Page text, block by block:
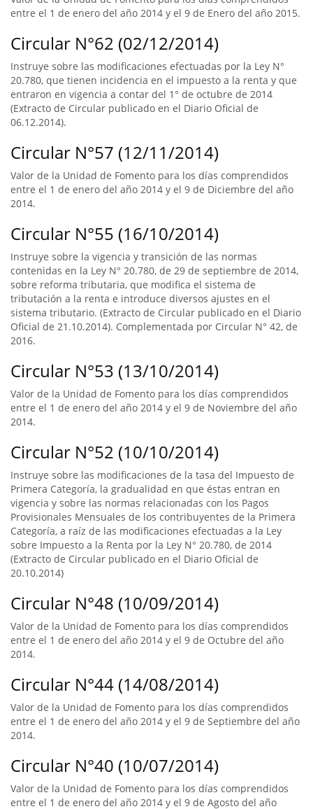
entre el 1 de enero del año 2014 y el 9 de Enero del año 2015.
Circular N°62 (02/12/2014)
Instruye sobre las modificaciones efectuadas por la Ley N°
20.780, que tienen incidencia en el impuesto a la renta y que
entraron en vigencia a contar del 1° de octubre de 2014
(Extracto de Circular publicado en el Diario Oficial de
06.12.2014).
Circular N°57 (12/11/2014)
Valor de la Unidad de Fomento para los días comprendidos
entre el 1 de enero del año 2014 y el 9 de Diciembre del año
2014.
Circular N°55 (16/10/2014)
Instruye sobre la vigencia y transición de las normas
contenidas en la Ley N° 20.780, de 29 de septiembre de 2014,
sobre reforma tributaria, que modifica el sistema de
tributación a la renta e introduce diversos ajustes en el
sistema tributario. (Extracto de Circular publicado en el Diario
Oficial de 21.10.2014). Complementada por Circular N° 42, de
2016.
Circular N°53 (13/10/2014)
Valor de la Unidad de Fomento para los días comprendidos
entre el 1 de enero del año 2014 y el 9 de Noviembre del año
2014.
Circular N°52 (10/10/2014)
Instruye sobre las modificaciones de la tasa del Impuesto de
Primera Categoría, la gradualidad en que éstas entran en
vigencia y sobre las normas relacionadas con los Pagos
Provisionales Mensuales de los contribuyentes de la Primera
Categoría, a raíz de las modificaciones efectuadas a la Ley
sobre Impuesto a la Renta por la Ley N° 20.780, de 2014
(Extracto de Circular publicado en el Diario Oficial de
20.10.2014)
Circular N°48 (10/09/2014)
Valor de la Unidad de Fomento para los días comprendidos
entre el 1 de enero del año 2014 y el 9 de Octubre del año
2014.
Circular N°44 (14/08/2014)
Valor de la Unidad de Fomento para los días comprendidos
entre el 1 de enero del año 2014 y el 9 de Septiembre del año
2014.
Circular N°40 (10/07/2014)
Valor de la Unidad de Fomento para los días comprendidos
entre el 1 de enero del año 2014 y el 9 de Agosto del año